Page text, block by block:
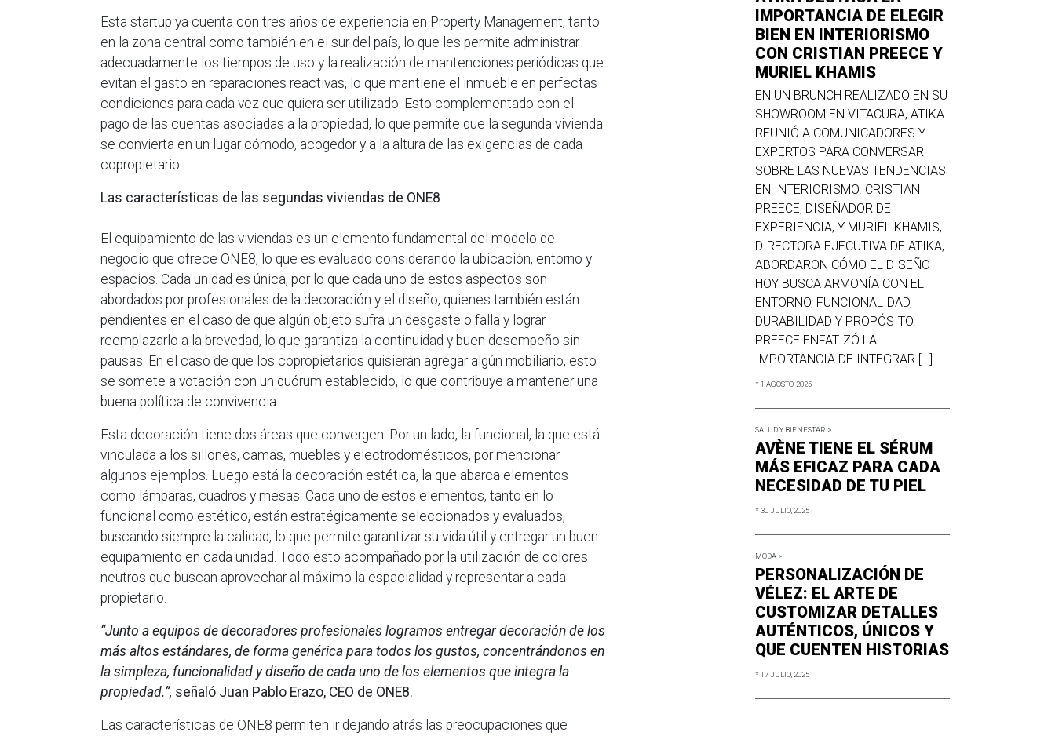
Esta startup ya cuenta con tres años de experiencia en Property Management, tanto
en la zona central como también en el sur del país, lo que les permite administrar
adecuadamente los tiempos de uso y la realización de mantenciones periódicas que
evitan el gasto en reparaciones reactivas, lo que mantiene el inmueble en perfectas
condiciones para cada vez que quiera ser utilizado. Esto complementado con el
pago de las cuentas asociadas a la propiedad, lo que permite que la segunda vivienda
se convierta en un lugar cómodo, acogedor y a la altura de las exigencias de cada
copropietario.
Las características de las segundas viviendas de ONE8
El equipamiento de las viviendas es un elemento fundamental del modelo de
negocio que ofrece ONE8, lo que es evaluado considerando la ubicación, entorno y
espacios. Cada unidad es única, por lo que cada uno de estos aspectos son
abordados por profesionales de la decoración y el diseño, quienes también están
pendientes en el caso de que algún objeto sufra un desgaste o falla y lograr
reemplazarlo a la brevedad, lo que garantiza la continuidad y buen desempeño sin
pausas. En el caso de que los copropietarios quisieran agregar algún mobiliario, esto
se somete a votación con un quórum establecido, lo que contribuye a mantener una
buena política de convivencia.
Esta decoración tiene dos áreas que convergen. Por un lado, la funcional, la que está
vinculada a los sillones, camas, muebles y electrodomésticos, por mencionar
algunos ejemplos. Luego está la decoración estética, la que abarca elementos
como lámparas, cuadros y mesas. Cada uno de estos elementos, tanto en lo
funcional como estético, están estratégicamente seleccionados y evaluados,
buscando siempre la calidad, lo que permite garantizar su vida útil y entregar un buen
equipamiento en cada unidad. Todo esto acompañado por la utilización de colores
neutros que buscan aprovechar al máximo la espacialidad y representar a cada
propietario.
“Junto a equipos de decoradores profesionales logramos entregar decoración de los
más altos estándares, de forma genérica para todos los gustos, concentrándonos en
la simpleza, funcionalidad y diseño de cada uno de los elementos que integra la
propiedad.”, señaló Juan Pablo Erazo, CEO de ONE8.
Las características de ONE8 permiten ir dejando atrás las preocupaciones que
IMPORTANCIA DE ELEGIR
BIEN EN INTERIORISMO
CON CRISTIAN PREECE Y
MURIEL KHAMIS
EN UN BRUNCH REALIZADO EN SU
SHOWROOM EN VITACURA, ATIKA
REUNIÓ A COMUNICADORES Y
EXPERTOS PARA CONVERSAR
SOBRE LAS NUEVAS TENDENCIAS
EN INTERIORISMO. CRISTIAN
PREECE, DISEÑADOR DE
EXPERIENCIA, Y MURIEL KHAMIS,
DIRECTORA EJECUTIVA DE ATIKA,
ABORDARON CÓMO EL DISEÑO
HOY BUSCA ARMONÍA CON EL
ENTORNO, FUNCIONALIDAD,
DURABILIDAD Y PROPÓSITO.
PREECE ENFATIZÓ LA
IMPORTANCIA DE INTEGRAR […]
* 1 AGOSTO, 2025
SALUD Y BIENESTAR >
AVÈNE TIENE EL SÉRUM
MÁS EFICAZ PARA CADA
NECESIDAD DE TU PIEL
* 30 JULIO, 2025
MODA >
PERSONALIZACIÓN DE
VÉLEZ: EL ARTE DE
CUSTOMIZAR DETALLES
AUTÉNTICOS, ÚNICOS Y
QUE CUENTEN HISTORIAS
* 17 JULIO, 2025